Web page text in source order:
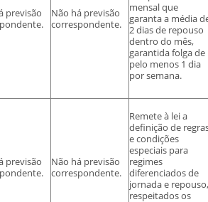
previsão
Não há previsão
correspondente.
mensal que
garanta a média
2 dias de repouso
dentro do mês,
garantida folga de
pelo menos 1 dia
por semana.
previsão
Não há previsão
correspondente.
Remete à lei a
definição de
e condições
especiais para
regimes
diferenciados de
jornada e repouso,
respeitados os